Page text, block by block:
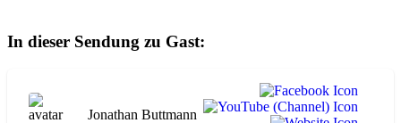
In dieser Sendung zu Gast:
Jonathan Buttmann